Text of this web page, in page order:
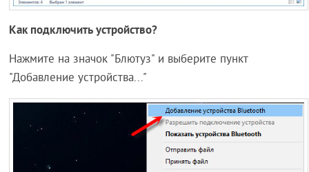
Как подключить устройство?
Нажмите на значок "Блютуз" и выберите пункт
"Добавление устройства..."